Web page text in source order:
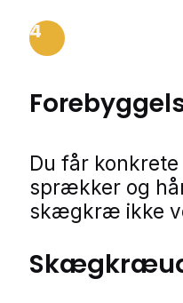
4
Du får
sprækker og
skægkræ ikke